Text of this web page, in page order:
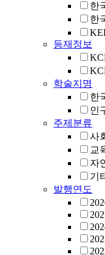
한
한
등재정보
학술지명
한
인
주제분류
사
교
자
기
발행연도